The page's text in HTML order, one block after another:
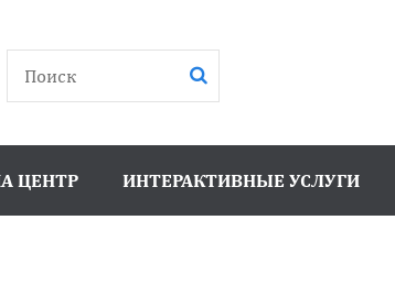
ЦЕНТР ИНТЕРАКТИВНЫЕ УСЛУГИ